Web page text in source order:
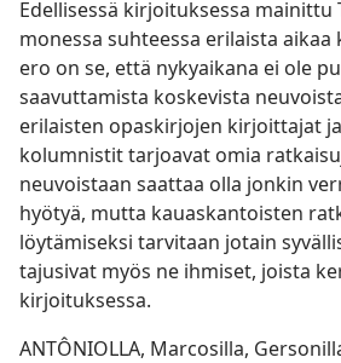
Edellisessä kirjoituksessa mainittu
monessa suhteessa erilaista aikaa
ero on se, että nykyaikana ei ole
saavuttamista koskevista
erilaisten opaskirjojen kirjoittajat
kolumnistit tarjoavat omia
neuvoistaan saattaa olla jonkin
hyötyä, mutta kauaskantoisten
löytämiseksi tarvitaan jotain
tajusivat myös ne ihmiset, joista
kirjoituksessa.
ANTÔNIOLLA, Marcosilla,